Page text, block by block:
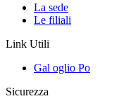
La sede
Le filiali
Link Utili
Gal oglio Po
Sicurezza